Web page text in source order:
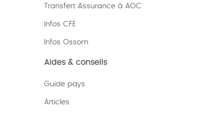
Transfert Assurance à AOC
Infos CFE
Infos Ossom
Aides & conseils
Guide pays
Articles